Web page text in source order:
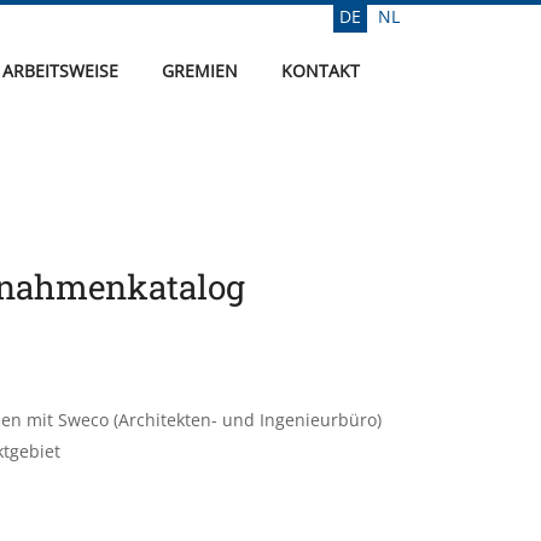
Sprache auswählen
DE NL
ARBEITSWEISE GREMIEN KONTAKT
mit Sweco (Architekten- und Ingenieurbüro)